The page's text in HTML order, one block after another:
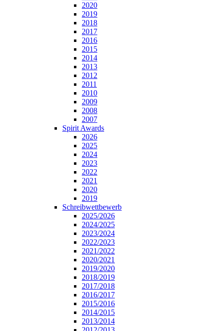
2020
2019
2018
2017
2016
2015
2014
2013
2012
2011
2010
2009
2008
2007
Spirit Awards
2026
2025
2024
2023
2022
2021
2020
2019
Schreibwettbewerb
2025/2026
2024/2025
2023/2024
2022/2023
2021/2022
2020/2021
2019/2020
2018/2019
2017/2018
2016/2017
2015/2016
2014/2015
2013/2014